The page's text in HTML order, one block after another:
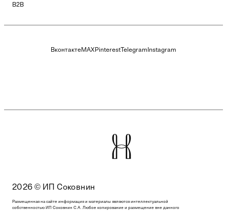
B2B
ВконтактеMAXPinterest TelegramInstagram
2026 © ИП Соковнин
Размещенная на сайте информация и материалы являются интеллектуальной
собственностью ИП Соковнин С.А. Любое копирование и размещение вне данного